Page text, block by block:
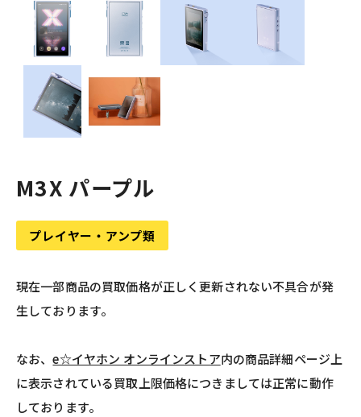
M3X パープル
プレイヤー・アンプ類
現在一部商品の買取価格が正しく更新されない不具合が発
生しております。
なお、e☆イヤホン オンラインストア内の商品詳細ページ上
に表示されている買取上限価格につきましては正常に動作
しております。